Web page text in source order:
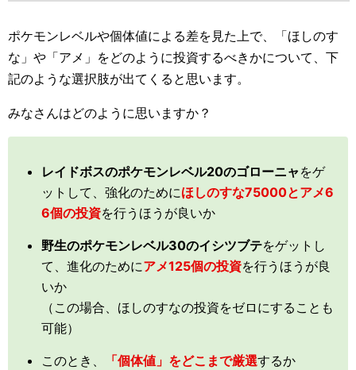
ポケモンレベルや個体値による差を見た上で、「ほしのす
な」や「アメ」をどのように投資するべきかについて、下
記のような選択肢が出てくると思います。
みなさんはどのように思いますか？
レイドボスのポケモンレベル20のゴローニャ をゲ
ットして、強化のためにほしのすな75000とアメ6
6個の投資を行うほうが良いか
野生のポケモンレベル30のイシツブテをゲットし
て、進化のためにアメ125個の投資を行うほうが良
いか
（この場合、ほしのすなの投資をゼロにすることも
可能）
このとき、 「個体値」をどこまで厳選するか